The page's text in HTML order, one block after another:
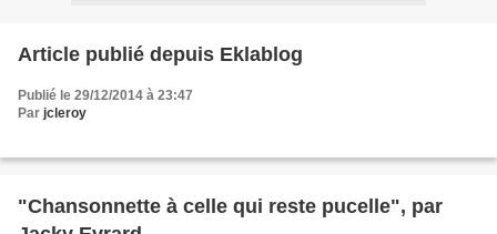
Article publié depuis Eklablog
Publié le 29/12/2014 à 23:47
Par jcleroy
"Chansonnette à celle qui reste pucelle", par